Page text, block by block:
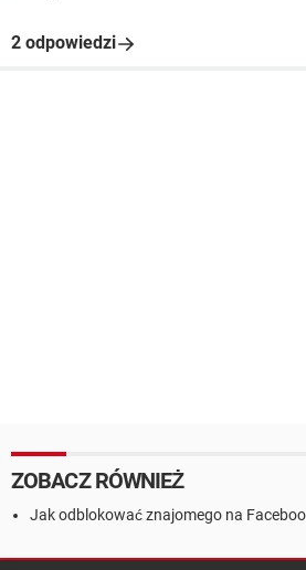
2 odpowiedzi
ZOBACZ RÓWNIEŻ
Jak odblokować znajomego na